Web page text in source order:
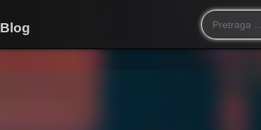
Blog